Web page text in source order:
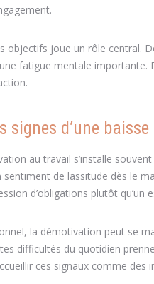
objectifs joue un rôle central.
fatigue mentale
signes d’une
au travail s’installe
sentiment de lassitude dès le
d’obligations plutôt qu’un
la démotivation peut se
difficultés du quotidien
ces signaux comme